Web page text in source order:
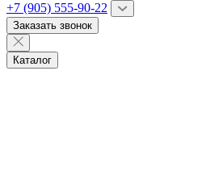
+7 (905) 555-90-22
Заказать звонок
Каталог